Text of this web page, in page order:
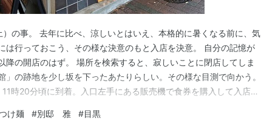
の事。 去年に比べ、涼しいとはいえ、本格的に暑くなる前に、気
は行っておこう、その様な決意のもと入店を決意。 自分の記憶が
降の開店のはず。 場所を検索すると、寂しいことに閉店してしま
」の跡地を少し坂を下ったあたりらしい。その様な目測で向かう。
時20分頃に到着。入口左手にある販売機で食券を購入して入店。
ター。 出前系・ウーバー系の人がひっきりなしに引き取りに来ま
け麺 #別邸 雅 #目黒